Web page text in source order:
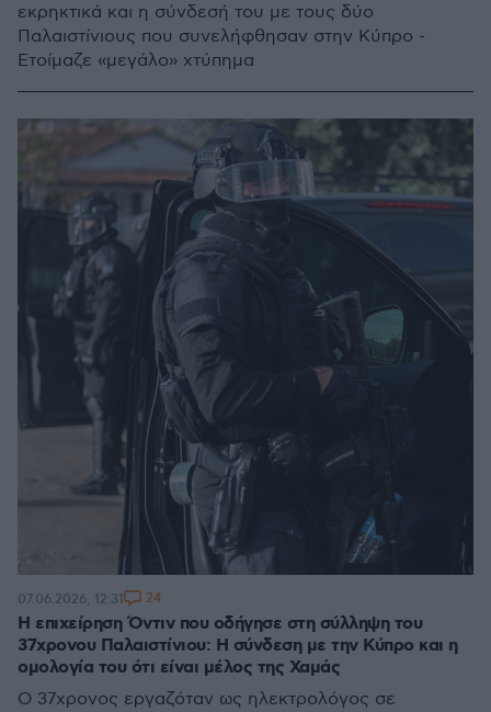
εκρηκτικά και η σύνδεσή του με τους δύο
Παλαιστίνιους που συνελήφθησαν στην Κύπρο -
Ετοίμαζε «μεγάλο» χτύπημα
Η επιχείρηση Όντιν που οδήγησε στη σύλληψη του
37χρονου Παλαιστίνιου: Η σύνδεση με την Κύπρο και η
ομολογία του ότι είναι μέλος της Χαμάς
Ο 37χρονος εργαζόταν ως ηλεκτρολόγος σε
07.06.2026, 12:31 24